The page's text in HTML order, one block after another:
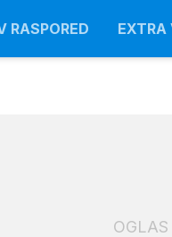
RASPORED EXTRA
OGLAS